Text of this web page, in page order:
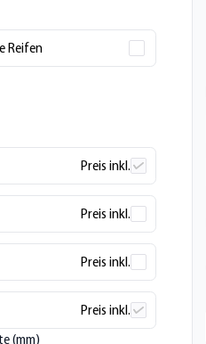
Reifen
Preis inkl.
Preis inkl.
Preis inkl.
Preis inkl.
(mm)